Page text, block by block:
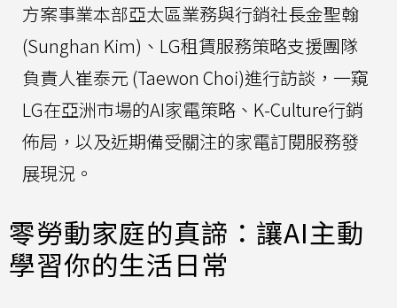
方案事業本部亞太區業務與行銷社長金聖翰
(Sunghan Kim)、LG租賃服務策略支援團隊
負責人崔泰元 (Taewon Choi)進行訪談，一窺
LG在亞洲市場的AI家電策略、K-Culture行銷
佈局，以及近期備受關注的家電訂閱服務發
展現況。
零勞動家庭的真諦：讓AI主動
學習你的生活日常